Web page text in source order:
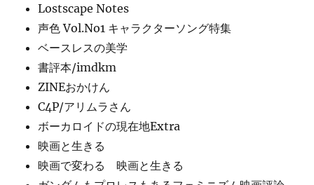
Lostscape Notes
声色 Vol.No1 キャラクターソング特集
ベースレスの美学
書評本/imdkm
ZINEおかけん
C4P/アリムラさん
ボーカロイドの現在地Extra
映画と生きる
映画で変わる 映画と生きる